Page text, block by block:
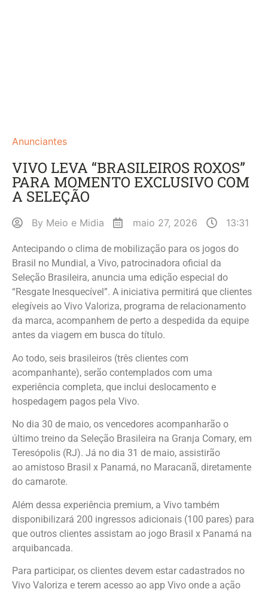
Anunciantes
VIVO LEVA “BRASILEIROS ROXOS”
PARA MOMENTO EXCLUSIVO COM
A SELEÇÃO
By Meio e Midia maio 27, 2026 13:31
Antecipando o clima de mobilização para os jogos do
Brasil no Mundial, a Vivo, patrocinadora oficial da
Seleção Brasileira, anuncia uma edição especial do
“Resgate Inesquecível”. A iniciativa permitirá que clientes
elegíveis ao Vivo Valoriza, programa de relacionamento
da marca, acompanhem de perto a despedida da equipe
antes da viagem em busca do título.
Ao todo, seis brasileiros (três clientes com
acompanhante), serão contemplados com uma
experiência completa, que inclui deslocamento e
hospedagem pagos pela Vivo.
No dia 30 de maio, os vencedores acompanharão o
último treino da Seleção Brasileira na Granja Comary, em
Teresópolis (RJ). Já no dia 31 de maio, assistirão
ao amistoso Brasil x Panamá, no Maracanã, diretamente
do camarote.
Além dessa experiência premium, a Vivo também
disponibilizará 200 ingressos adicionais (100 pares) para
que outros clientes assistam ao jogo Brasil x Panamá na
arquibancada.
Para participar, os clientes devem estar cadastrados no
Vivo Valoriza e terem acesso ao app Vivo onde a ação